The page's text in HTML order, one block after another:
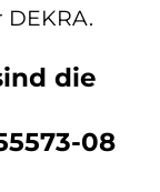
die
08